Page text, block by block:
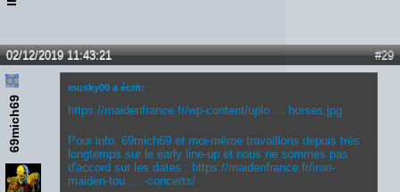
#29
02/12/2019 11:43:21
69mich69
musky00 a écrit:
https://maidenfrance.fr/wp-content/uplo … horses.jpg
Pour info, 69mich69 et moi-même travaillons depuis très
longtemps sur le early line-up et nous ne sommes pas
d'accord sur les dates : https://maidenfrance.fr/iron-
maiden-tou … -concerts/